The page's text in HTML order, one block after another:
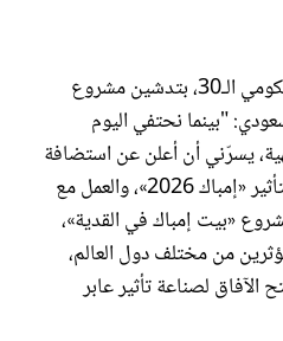
واحتفى المؤتمر الصحفي الحكومي الـ30، بتدشين مشروع
"بينما نحتفي اليوم
يسرّني أن أعلن عن استضافة
مدينة القدية لملتقى صناع التأثير «إمباك 2026»، والعمل مع
«بيت إمباك في القدية»،
من مختلف دول العالم،
الآفاق لصناعة تأثير عابر